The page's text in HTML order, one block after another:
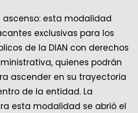
esta modalidad
exclusivas para los
de la DIAN con derechos
quienes podrán
ascender en su trayectoria
de la entidad. La
esta modalidad se abrió el